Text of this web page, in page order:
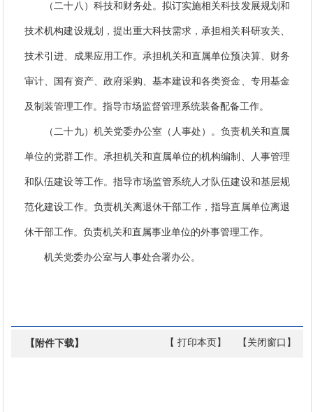
（二十八）科技和财务处。拟订实施相关科技发展规划和
技术机构建设规划，提出重大科技需求，承担相关科研攻关、
技术引进、成果应用工作。承担机关和直属单位预决算、财务
审计、国有资产、政府采购、基本建设和各类资金、专用基金
及制装管理工作。指导市场监督管理系统装备配备工作。
（二十九）机关党委办公室（人事处）。负责机关和直属
单位的党群工作。承担机关和直属单位的机构编制、人事管理
和队伍建设等工作。指导市场监管系统人才队伍建设和基层规
范化建设工作。负责机关离退休干部工作，指导直属单位离退
休干部工作。负责机关和直属事业单位的外事管理工作。
机关党委办公室与人事处合署办公。
【附件下载】 【 打印本页】 【关闭窗口】